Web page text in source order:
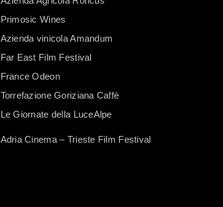
Primosic Wines
Azienda vinicola Amandum
Far East Film Festival
France Odeon
Torrefazione Goriziana Caffè
Le Giornate della LuceAlpe
Adria Cinema – Trieste Film Festival